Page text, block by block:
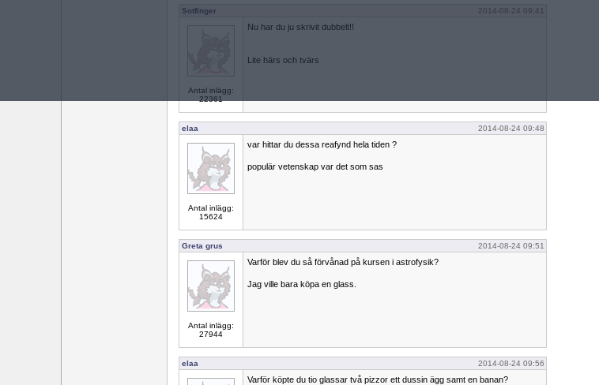
Sotfinger 2014-08-24 09:41
Antal inlägg:
22361
Nu har du ju skrivit dubbelt!!
Lite härs och tvärs
elaa 2014-08-24 09:48
Antal inlägg:
15624
var hittar du dessa reafynd hela tiden ?
populär vetenskap var det som sas
Greta grus 2014-08-24 09:51
Antal inlägg:
27944
Varför blev du så förvånad på kursen i astrofysik?
Jag ville bara köpa en glass.
elaa 2014-08-24 09:56
Varför köpte du tio glassar två pizzor ett dussin ägg samt en banan?